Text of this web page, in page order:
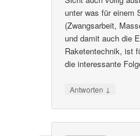
unter was für einem
(Zwangsarbeit,
und damit auch die
Raketentechnik, ist
die interessante
Antworten ↓